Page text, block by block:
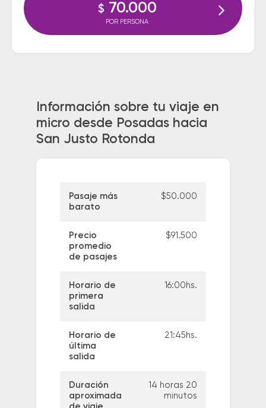
$ 70.000
POR PERSONA
Información sobre tu viaje en
micro desde Posadas hacia
San Justo Rotonda
Pasaje más
barato
$50.000
Precio
promedio
de pasajes
$91.500
Horario de
primera
salida
16:00hs.
Horario de
última
salida
21:45hs.
Duración
aproximada
14 horas 20
minutos